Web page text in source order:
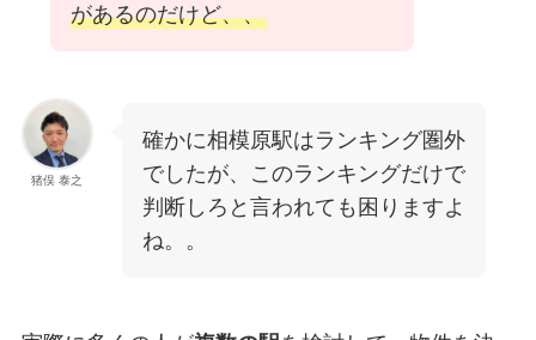
があるのだけど、、
猪俣 泰之
確かに相模原駅はランキング圏外
でしたが、このランキングだけで
判断しろと言われても困りますよ
ね。。